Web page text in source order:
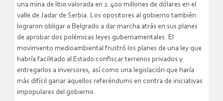
una mina de litio valorada en 2.400 millones de dólares en el
valle de Jadar de Serbia. Los opositores al gobierno también
lograron obligar a Belgrado a dar marcha atrás en sus planes
de aprobar dos polémicas leyes gubernamentales. El
movimiento medioambiental frustró los planes de una ley que
habría facilitado al Estado confiscar terrenos privados y
entregarlos a inversores, así como una legislación que haría
más difícil ganar aquellos referéndums en contra de iniciativas
impopulares del gobierno.